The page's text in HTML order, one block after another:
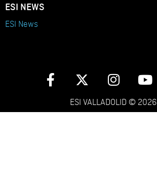
ESI NEWS
ESI News
ESI VALLADOLID © 2026